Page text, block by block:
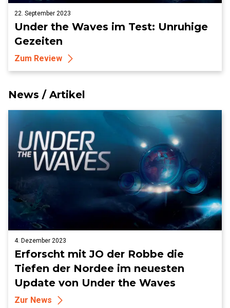
22. September 2023
Under the Waves im Test: Unruhige
Gezeiten
Zum Review
News / Artikel
4. Dezember 2023
Erforscht mit JO der Robbe die
Tiefen der Nordee im neuesten
Update von Under the Waves
Zur News